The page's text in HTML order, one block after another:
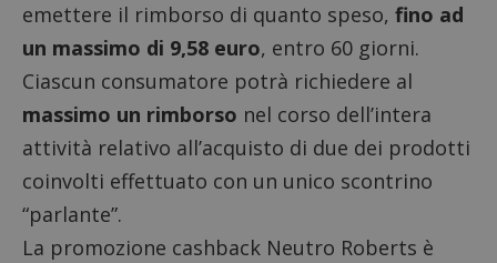
emettere il rimborso di quanto speso, fino ad
un massimo di 9,58 euro, entro 60 giorni.
Ciascun consumatore potrà richiedere al
massimo un rimborso nel corso dell’intera
attività relativo all’acquisto di due dei prodotti
coinvolti effettuato con un unico scontrino
“parlante”.
La promozione cashback Neutro Roberts è